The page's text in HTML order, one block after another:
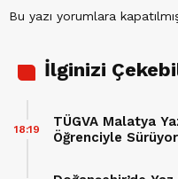
Bu yazı yorumlara
İlginizi
TÜGVA Malatya
Öğrenciyle Sürüyor
18:19